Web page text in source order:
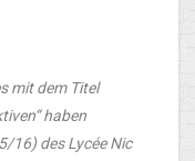
mit dem Titel
haben
16) des Lycée Nic